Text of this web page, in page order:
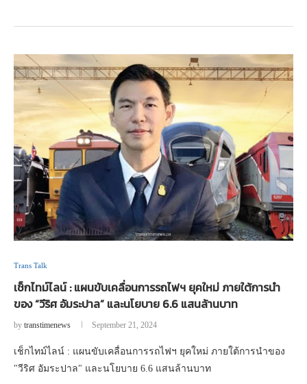
Trans Talk
เช็กไทม์ไลน์ : แผนขับเคลื่อนการรถไฟฯ ยุคใหม่ ภายใต้การนำ
ของ “วีริศ อัมระปาล” และนโยบาย 6.6 แสนล้านบาท
by transtimenews September 21, 2024
เช็กไทม์ไลน์ : แผนขับเคลื่อนการรถไฟฯ ยุคใหม่ ภายใต้การนำของ
"วีริศ อัมระปาล" และนโยบาย 6.6 แสนล้านบาท